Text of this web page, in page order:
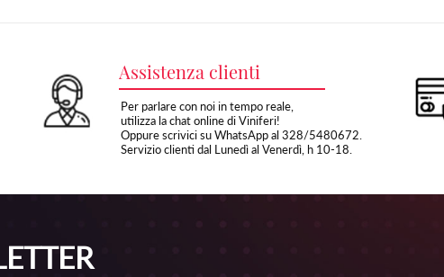
Assistenza clienti
Per parlare con noi in tempo reale,
utilizza la chat online di Viniferi!
Oppure scrivici su WhatsApp al 328/5480672.
Servizio clienti dal Lunedì al Venerdì, h 10-18.